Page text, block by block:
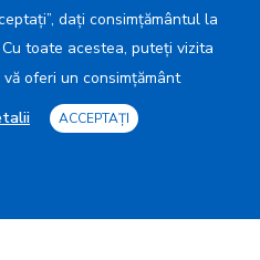
© 2025. Toate drepturile
dați consimțământul la
toate acestea, puteți vizita
oferi un consimțământ
ACCEPTAȚI